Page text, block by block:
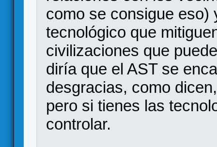
como se consigue eso)
tecnológico que
civilizaciones que
diría que el AST se
desgracias, como
pero si tienes las
controlar.